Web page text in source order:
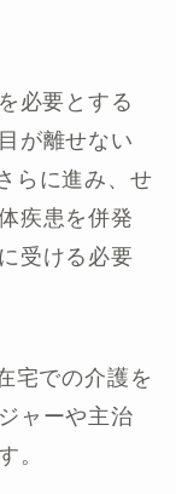
必要とする
が離せない
らに進み、せ
疾患を併発
受ける必要
宅での介護を
ャーや主治
。